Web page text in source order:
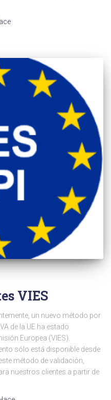
VIES
un nuevo método por
de la UE ha estado
Europea (VIES).
sólo está disponible desde
método de validación,
nuestros clientes a partir de